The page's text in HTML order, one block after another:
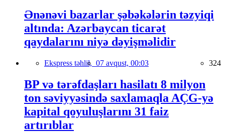
Ənənəvi bazarlar şəbəkələrin təzyiqi
altında: Azərbaycan ticarət
qaydalarını niyə dəyişməlidir
Ekspress təhlil, 07 avqust, 00:03 324
BP və tərəfdaşları hasilatı 8 milyon
ton səviyyəsində saxlamaqla AÇG-yə
kapital qoyuluşlarını 31 faiz
artırıblar